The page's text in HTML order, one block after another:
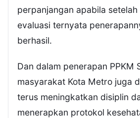
perpanjangan apabila
evaluasi ternyata
berhasil.
Dan dalam penerapan PPKM
masyarakat Kota Metro juga
terus meningkatkan disiplin
menerapkan protokol